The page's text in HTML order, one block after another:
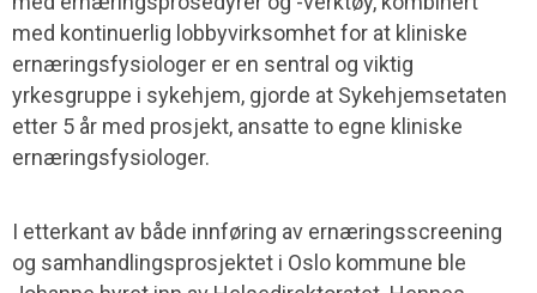
med kontinuerlig lobbyvirksomhet for at kliniske
ernæringsfysiologer er en sentral og viktig
yrkesgruppe i sykehjem, gjorde at Sykehjemsetaten
etter 5 år med prosjekt, ansatte to egne kliniske
ernæringsfysiologer.
I etterkant av både innføring av ernæringsscreening
og samhandlingsprosjektet i Oslo kommune ble